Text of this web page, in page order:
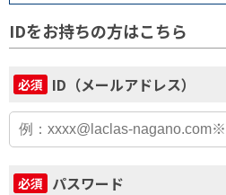
IDをお持ちの方はこちら
必須 ID（メールアドレス）
必須 パスワード